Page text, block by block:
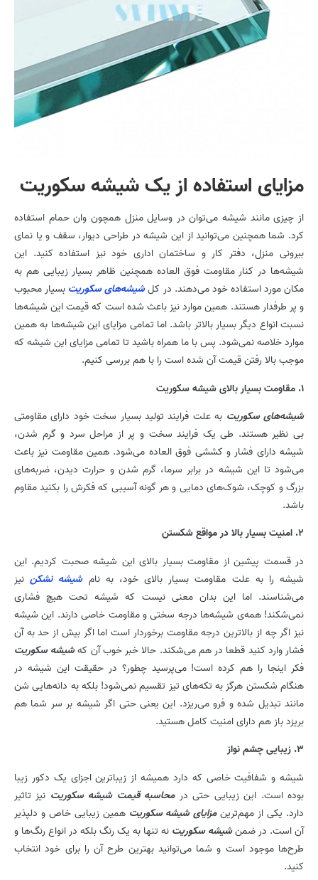
مزایای استفاده از یک شیشه سکوریت
از چیزی مانند شیشه می‌توان در وسایل منزل همچون وان حمام استفاده
کرد. شما همچنین می‌توانید از این شیشه در طراحی دیوار،‌ سقف و یا نمای
بیرونی منزل، دفتر کار و ساختمان اداری خود نیز استفاده کنید. این
شیشه‌ها در کنار مقاومت فوق العاده همچنین ظاهر بسیار زیبایی هم به
مکان مورد استفاده خود می‌دهند. در کلشیشه‌های سکوریت بسیار محبوب
و پر طرفدار هستند. همین موارد نیز باعث شده است که قیمت این شیشه‌ها
نسبت انواع دیگر بسیار بالاتر باشد. اما تمامی مزایای این شیشه‌ها به همین
موارد خلاصه نمی‌شود. پس با ما همراه باشید تا تمامی مزایای این شیشه که
موجب بالا رفتن قیمت آن شده است را با هم بررسی کنیم.
۱. مقاومت بسیار بالای شیشه سکوریت
شیشه‌های سکوریت به علت فرایند تولید بسیار سخت خود دارای مقاومتی
بی نظیر هستند. طی یک فرایند سخت و پر از مراحل سرد و گرم شدن،
شیشه دارای فشار و کششی فوق العاده می‌شود. همین مقاومت نیز باعث
می‌شود تا این شیشه در برابر سرما، گرم شدن و حرارت دیدن، ضربه‌های
بزرگ و کوچک، شوک‌های دمایی و هر گونه آسیبی که فکرش را بکنید مقاوم
باشد.
۲. امنیت بسیار بالا در مواقع شکستن
در قسمت پیشین از مقاومت بسیار بالای این شیشه صحبت کردیم. این
شیشه را به علت مقاومت بسیار بالای خود، به نامشیشه نشکننیز
می‌شناسند. اما این بدان معنی نیست که شیشه تحت هیچ فشاری
نمی‌شکند! همه‌ی شیشه‌ها درجه سختی و مقاومت خاصی دارند. این شیشه
نیز اگر چه از بالاترین درجه مقاومت برخوردار است اما اگر بیش از حد به آن
فشار وارد کنید قطعا در هم می‌شکند. حالا خبر خوب آن کهشیشه سکوریت
فکر اینجا را هم کرده است! می‌پرسید چطور؟ در حقیقت این شیشه در
هنگام شکستن هرگز به تکه‌های تیز تقسیم نمی‌شود! بلکه به دانه‌هایی شن
مانند تبدیل شده و فرو می‌ریزد. این یعنی حتی اگر شیشه بر سر شما هم
بریزد باز هم دارای امنیت کامل هستید.
۳. زیبایی چشم نواز
شیشه و شفافیت خاصی که دارد همیشه از زیباترین اجزای یک دکور زیبا
بوده است. این زیبایی حتی درمحاسبه قیمت شیشه سکوریت نیز تاثیر
دارد. یکی از مهم‌ترینمزایای شیشه سکوریت همین زیبایی خاص و دلپذیر
آن است. در ضمنشیشه سکوریت نه تنها به یک رنگ بلکه در انواع رنگ‌ها و
طرح‌ها موجود است و شما می‌توانید بهترین طرح آن را برای خود انتخاب
کنید.